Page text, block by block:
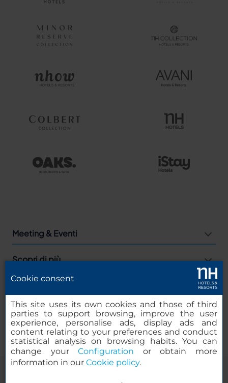
Meeting & Eventi
Scopri di più
Agenzie
Companies
Cookie consent
This site uses its own cookies and those of third
parties to support browsing, improve the user
experience, personalise ads, display ads and
content relating to your preferences and conduct
statistical analysis on browsing habits. You can
change yourConfiguration or obtain more
information in our Cookie policy.